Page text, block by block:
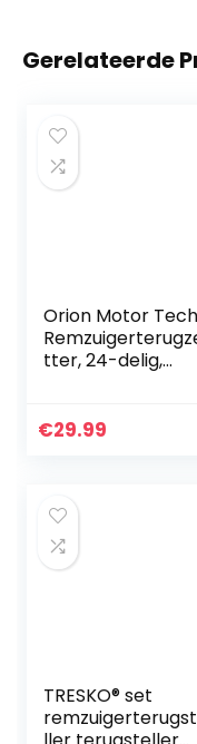
Gerelateerde
Orion Motor Tech
tter, 24-delig,
terugstelbare rem,
€29.99
TRESKO® set